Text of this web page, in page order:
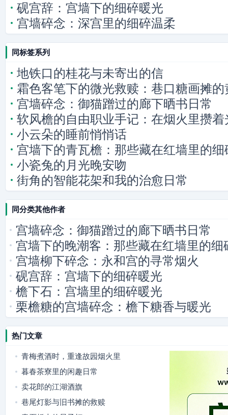
砚宫辞：宫墙下的细碎暖光
宫墙碎念：深宫里的细碎温柔
同标签系列
地铁口的桂花与未寄出的信
霜色客笔下的微光救赎：巷口糖画摊的
宫墙碎念：御猫蹭过的廊下晒书日常
软风檐的自由职业手记：在烟火里攒
小云朵的睡前悄悄话
宫墙下的青瓦檐：那些藏在红墙里的细
小瓷兔的月光晚安吻
街角的智能花架和我的治愈日常
同分类其他作者
宫墙碎念：御猫蹭过的廊下晒书日常
宫墙下的晚潮客：那些藏在红墙里的细
宫墙柳下碎念：永和宫的寻常烟火
砚宫辞：宫墙下的细碎暖光
檐下石：宫墙里的细碎暖光
栗檐糖的宫墙碎念：檐下糖香与暖光
热门文章
青梅煮酒时，重逢故园烟火里
暮春茶寮里的闲趣日常
卖花郎的江湖酒旗
巷尾灯影与旧书摊的救赎